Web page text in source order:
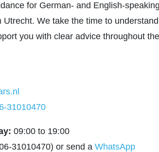
for German- and English-
Utrecht. We take the time to
you with clear advice throughout
31010470
09:00 to 19:00
31010470) or send a WhatsApp